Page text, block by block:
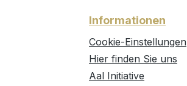
Informationen
Cookie-Einstellungen
Hier finden Sie uns
Aal Initiative